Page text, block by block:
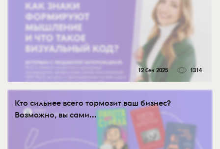
12 Сен 2025 1314
Кто сильнее всего тормозит ваш бизнес?
Возможно, вы сами...